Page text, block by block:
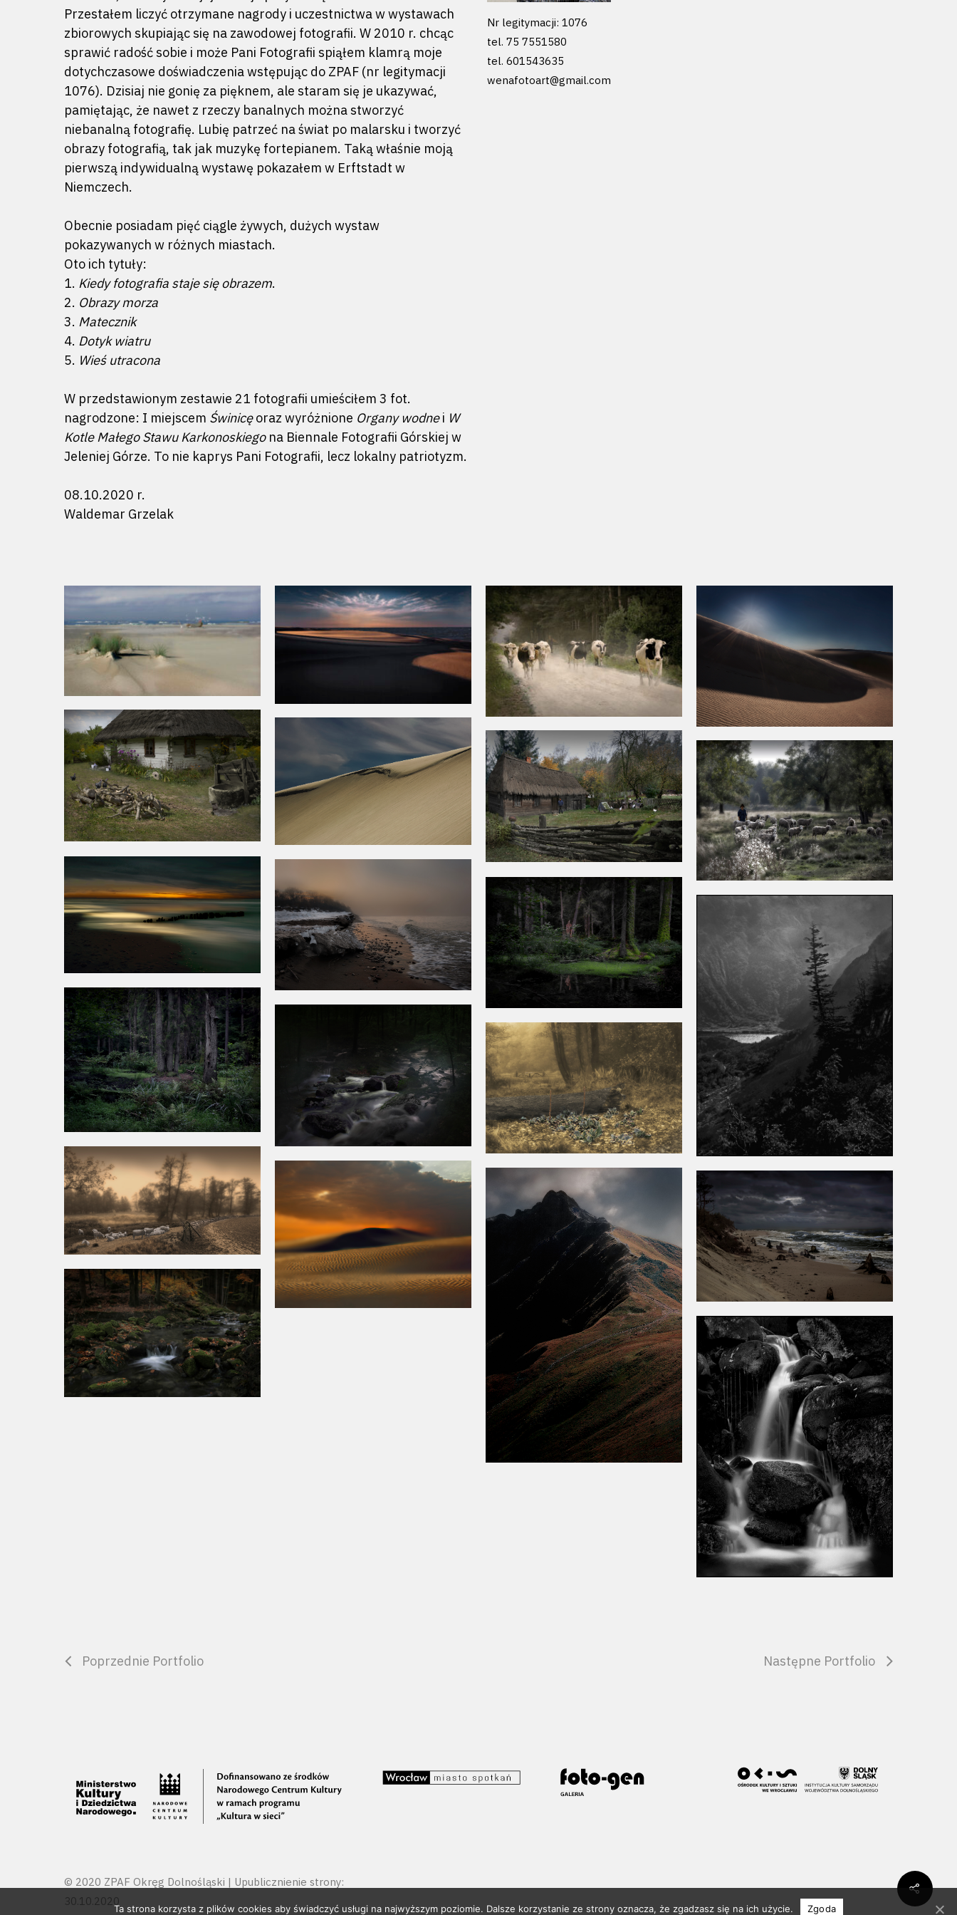
Naciśnij enter by wyszukać lub ESC aby zamknąć
Przestałem liczyć otrzymane nagrody i uczestnictwa w wystawach
zbiorowych skupiając się na zawodowej fotografii. W 2010 r. chcąc
sprawić radość sobie i może Pani Fotografii spiąłem klamrą moje
dotychczasowe doświadczenia wstępując do ZPAF (nr legitymacji
1076). Dzisiaj nie gonię za pięknem, ale staram się je ukazywać,
pamiętając, że nawet z rzeczy banalnych można stworzyć
niebanalną fotografię. Lubię patrzeć na świat po malarsku i tworzyć
obrazy fotografią, tak jak muzykę fortepianem. Taką właśnie moją
pierwszą indywidualną wystawę pokazałem w Erftstadt w
Niemczech.
Obecnie posiadam pięć ciągle żywych, dużych wystaw
pokazywanych w różnych miastach.
Oto ich tytuły:
1. Kiedy fotografia staje się obrazem.
2. Obrazy morza
3. Matecznik
4. Dotyk wiatru
5. Wieś utracona
W przedstawionym zestawie 21 fotografii umieściłem 3 fot.
nagrodzone: I miejscem Świnicęoraz wyróżnione Organy wodnei W
Kotle Małego Stawu Karkonoskiegona Biennale Fotografii Górskiej w
Jeleniej Górze. To nie kaprys Pani Fotografii, lecz lokalny patriotyzm.
08.10.2020 r.
Waldemar Grzelak
Nr legitymacji: 1076
tel. 75 7551580
tel. 601543635
wenafotoart@gmail.com
Poprzednie Portfolio Następne Portfolio
© 2020 ZPAF Okręg Dolnośląski | Upublicznienie strony:
30.10.2020
Ta strona korzysta z plików cookies aby świadczyć usługi na najwyższym poziomie. Dalsze korzystanie ze strony oznacza, że zgadzasz się na ich użycie. Zgoda